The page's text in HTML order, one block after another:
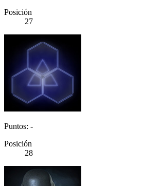
Posición
27
Puntos: -
Posición
28